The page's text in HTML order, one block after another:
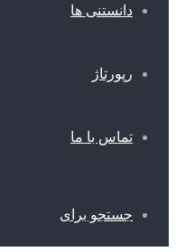
دانستنی ها
رپورتاژ
تماس با ما
جستجو برای